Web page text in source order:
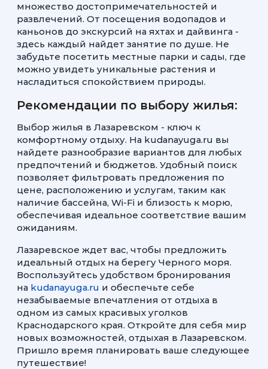
множество достопримечательностей и
развлечений. От посещения водопадов и
каньонов до экскурсий на яхтах и дайвинга -
здесь каждый найдет занятие по душе. Не
забудьте посетить местные парки и сады, где
можно увидеть уникальные растения и
насладиться спокойствием природы.
Рекомендации по выбору жилья:
Выбор жилья в Лазаревском - ключ к
комфортному отдыху. На kudanayuga.ru вы
найдете разнообразие вариантов для любых
предпочтений и бюджетов. Удобный поиск
позволяет фильтровать предложения по
цене, расположению и услугам, таким как
наличие бассейна, Wi-Fi и близость к морю,
обеспечивая идеальное соответствие вашим
ожиданиям.
Лазаревское ждет вас, чтобы предложить
идеальный отдых на берегу Черного моря.
Воспользуйтесь удобством бронирования
на kudanayuga.ru и обеспечьте себе
незабываемые впечатления от отдыха в
одном из самых красивых уголков
Краснодарского края. Откройте для себя мир
новых возможностей, отдыхая в Лазаревском.
Пришло время планировать ваше следующее
путешествие!